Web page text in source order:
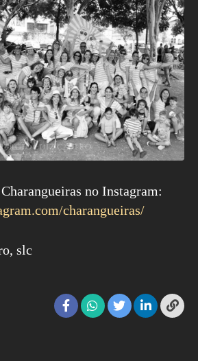
no Instagram:
charangueiras/
slc